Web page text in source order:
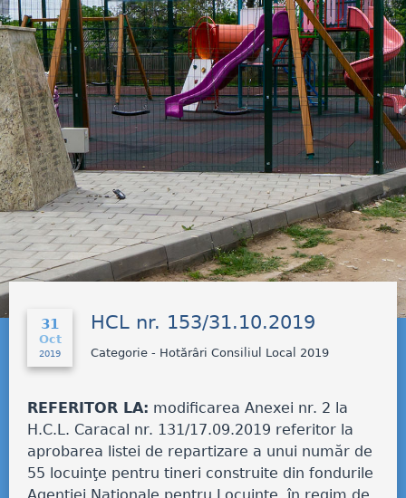
31
Oct
2019
HCL nr. 153/31.10.2019
Categorie - Hotărâri Consiliul Local 2019
REFERITOR LA: modificarea Anexei nr. 2 la
H.C.L. Caracal nr. 131/17.09.2019 referitor la
aprobarea listei de repartizare a unui număr de
55 locuinţe pentru tineri construite din fondurile